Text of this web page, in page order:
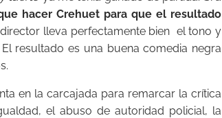
hacer Crehuet para que el resultado
director lleva perfectamente bien el tono y
resultado es una buena comedia negra
en la carcajada para remarcar la crítica
el abuso de autoridad policial, la